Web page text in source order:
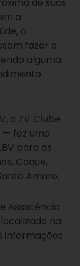
a
o
fazer o
alguma
a TV Clube
fez uma
para as
Coque,
Amaro.
Assistência
na
informações